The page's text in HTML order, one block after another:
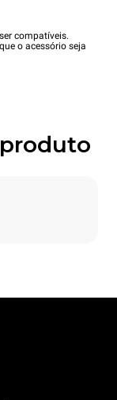
compatíveis.
o acessório seja